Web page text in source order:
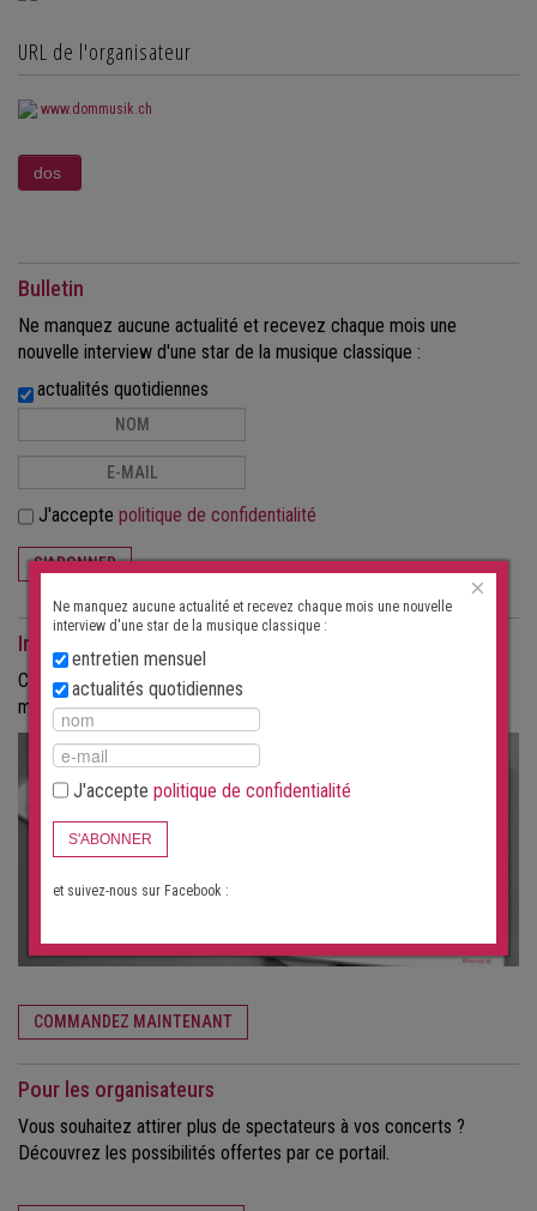
URL de l'organisateur
www.dommusik.ch
Bulletin
Ne manquez aucune actualité et recevez chaque mois une
nouvelle interview d'une star de la musique classique :
actualités quotidiennes
J'accepte politique de confidentialité
S'ABONNER
Interviews comme magazine
Commandez les interviews au format papier, sous forme de
magazine.
COMMANDEZ MAINTENANT
Pour les organisateurs
Vous souhaitez attirer plus de spectateurs à vos concerts ?
Découvrez les possibilités offertes par ce portail.
×
Ne manquez aucune actualité et recevez chaque mois une nouvelle
interview d'une star de la musique classique :
entretien mensuel
actualités quotidiennes
J'accepte politique de confidentialité
S'ABONNER
et suivez-nous sur Facebook :